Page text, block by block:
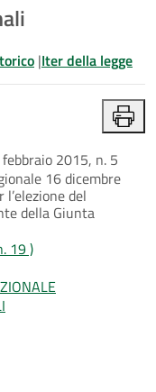
|Iter della legge
febbraio 2015, n. 5
16 dicembre
del
della Giunta
19 )